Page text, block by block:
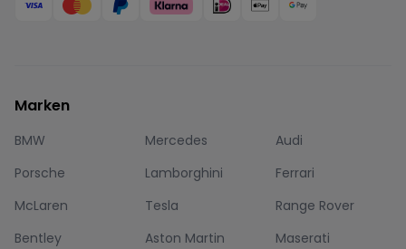
Marken
BMW Mercedes
Audi
Porsche
Lamborghini
Ferrari
McLaren
Tesla
Range Rover
Bentley
Aston Martin
Maserati